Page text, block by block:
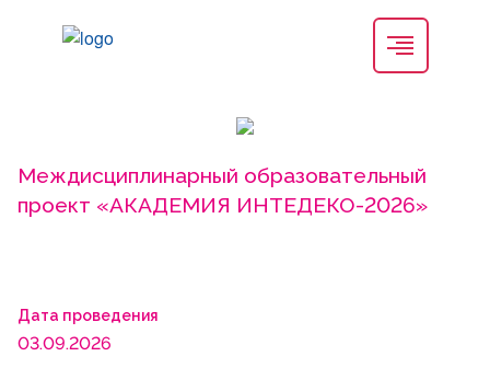
Междисциплинарный образовательный
проект «АКАДЕМИЯ ИНТЕДЕКО-2026»
Дата проведения
03.09.2026